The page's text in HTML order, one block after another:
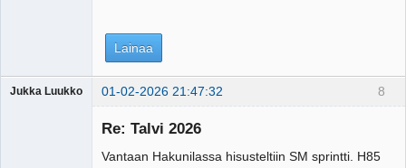
Lainaa
8
Jukka Luukko 01-02-2026 21:47:32
Re: Talvi 2026
Vantaan Hakunilassa hisusteltiin SM sprintti. H85